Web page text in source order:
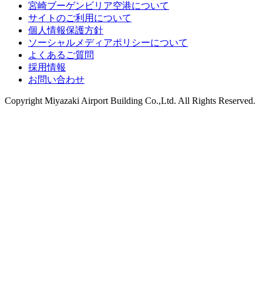
宮崎ブーゲンビリア空港について
サイトのご利用について
個人情報保護方針
ソーシャルメディアポリシーについて
よくあるご質問
採用情報
お問い合わせ
CopyrightMiyazaki Airport Building Co.,Ltd. All Rights Reserved.